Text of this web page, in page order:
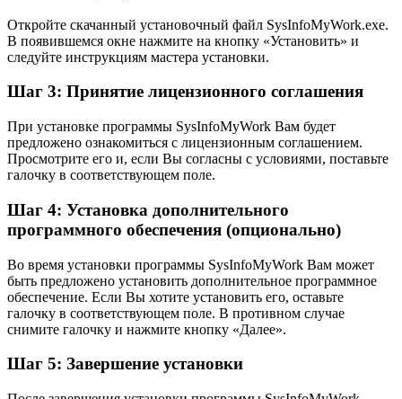
Откройте скачанный установочный файл SysInfoMyWork.exe.
В появившемся окне нажмите на кнопку «Установить» и
следуйте инструкциям мастера установки.
Шаг 3: Принятие лицензионного соглашения
При установке программы SysInfoMyWork Вам будет
предложено ознакомиться с лицензионным соглашением.
Просмотрите его и, если Вы согласны с условиями, поставьте
галочку в соответствующем поле.
Шаг 4: Установка дополнительного
программного обеспечения (опционально)
Во время установки программы SysInfoMyWork Вам может
быть предложено установить дополнительное программное
обеспечение. Если Вы хотите установить его, оставьте
галочку в соответствующем поле. В противном случае
снимите галочку и нажмите кнопку «Далее».
Шаг 5: Завершение установки